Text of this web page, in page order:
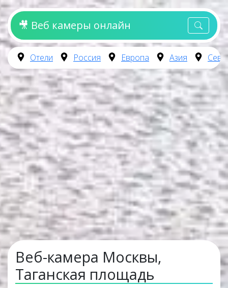
🎥 Веб камеры онлайн
Отели Россия Европа Азия
Веб-камера Москвы,
Таганская площадь